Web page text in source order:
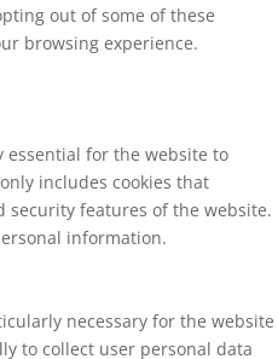
out of some of these
browsing experience.
essential for the website to
includes cookies that
features of the website.
information.
necessary for the website
to collect user personal data